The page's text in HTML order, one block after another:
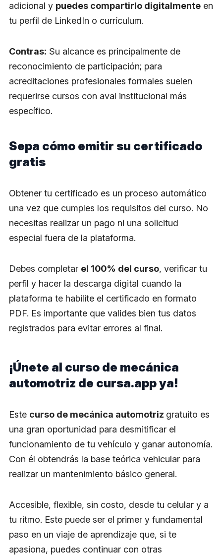
adicional y puedes compartirlo digitalmente en
tu perfil de LinkedIn o currículum.
Contras: Su alcance es principalmente de
reconocimiento de participación; para
acreditaciones profesionales formales suelen
requerirse cursos con aval institucional más
específico.
Sepa cómo emitir su certificado
gratis
Obtener tu certificado es un proceso automático
una vez que cumples los requisitos del curso. No
necesitas realizar un pago ni una solicitud
especial fuera de la plataforma.
Debes completar el 100% del curso, verificar tu
perfil y hacer la descarga digital cuando la
plataforma te habilite el certificado en formato
PDF. Es importante que valides bien tus datos
registrados para evitar errores al final.
¡Únete al curso de mecánica
automotriz de cursa.app ya!
Este curso de mecánica automotriz gratuito es
una gran oportunidad para desmitificar el
funcionamiento de tu vehículo y ganar autonomía.
Con él obtendrás la base teórica vehicular para
realizar un mantenimiento básico general.
Accesible, flexible, sin costo, desde tu celular y a
tu ritmo. Este puede ser el primer y fundamental
paso en un viaje de aprendizaje que, si te
apasiona, puedes continuar con otras